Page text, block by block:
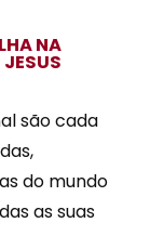
NA
JESUS
são cada
do mundo
as suas